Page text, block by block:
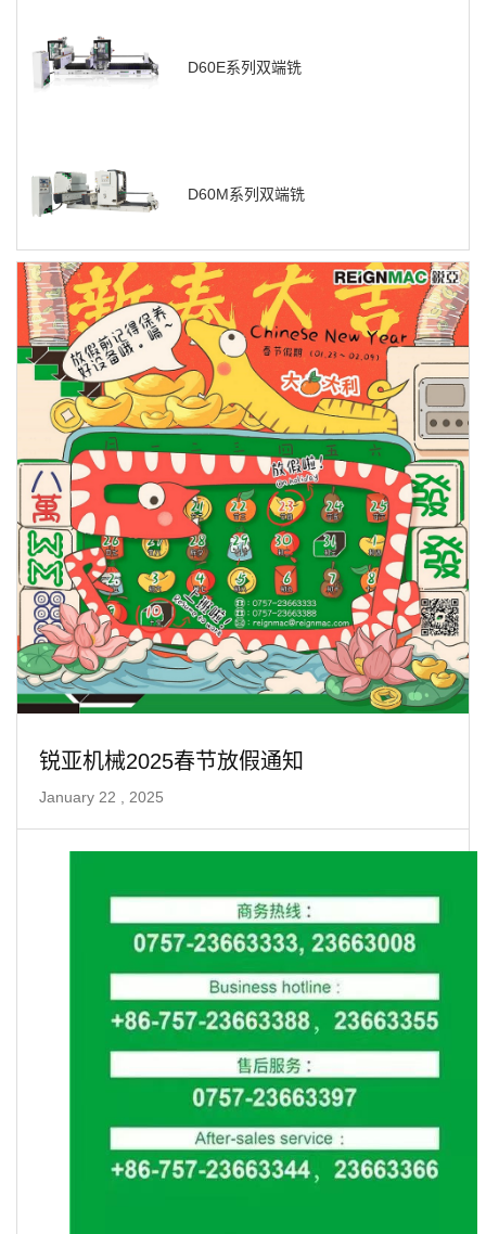
锐亚机械2025春节放假通知
January 22 , 2025
D60E系列双端铣
D60M系列双端铣